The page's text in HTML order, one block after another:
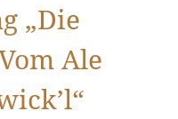
„Die
Ale